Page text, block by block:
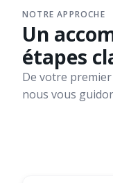
NOTRE APPROCHE
Un
étapes
De votre
nous vous